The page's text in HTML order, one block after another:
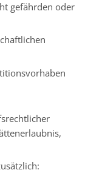
gefährden oder